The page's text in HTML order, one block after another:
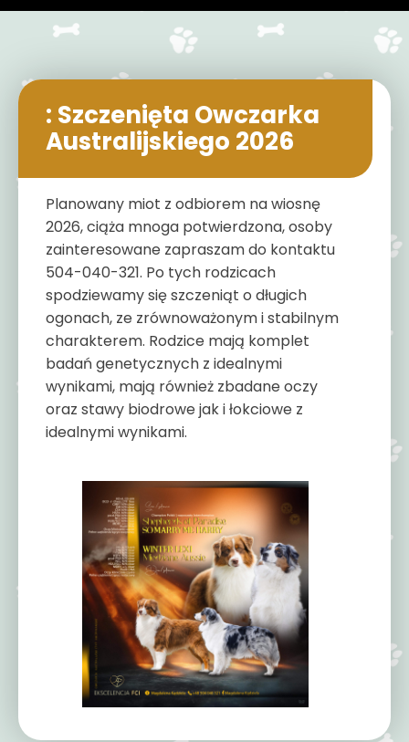
: Szczenięta Owczarka
Australijskiego 2026
Planowany miot z odbiorem na wiosnę
2026, ciąża mnoga potwierdzona, osoby
zainteresowane zapraszam do kontaktu
504-040-321. Po tych rodzicach
spodziewamy się szczeniąt o długich
ogonach, ze zrównoważonym i stabilnym
charakterem. Rodzice mają komplet
badań genetycznych z idealnymi
wynikami, mają również zbadane oczy
oraz stawy biodrowe jak i łokciowe z
idealnymi wynikami.